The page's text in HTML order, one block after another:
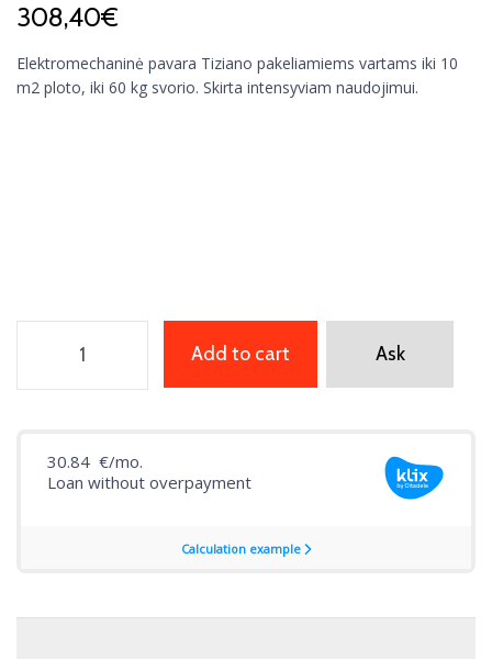
308,40€
Elektromechaninė pavara Tiziano pakeliamiems vartams iki 10
m2 ploto, iki 60 kg svorio. Skirta intensyviam naudojimui.
Add to cart Ask